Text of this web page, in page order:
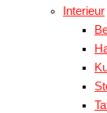
Interieur